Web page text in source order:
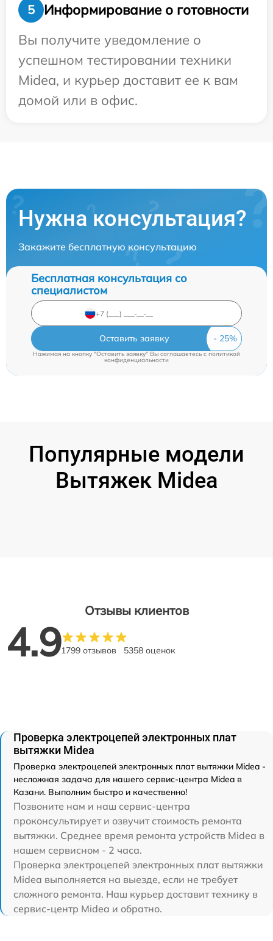
5
Информирование о готовности
Вы получите уведомление о
успешном тестировании техники
Midea, и курьер доставит ее к вам
домой или в офис.
Нужна консультация?
Закажите бесплатную консультацию
Бесплатная консультация со
специалистом
Оставить заявку
Нажимая на кнопку "Оставить заявку" Вы соглашаетесь cполитикой
конфиденциальности
Популярные модели
Вытяжек Midea
Отзывы клиентов
4.91799 отзывов 5358 оценок
Проверка электроцепей электронных плат
вытяжки Midea
Проверка электроцепей электронных плат вытяжки Midea -
несложная задача для нашего сервис-центра Midea в
Казани. Выполним быстро и качественно!
Позвоните нам и наш сервис-центра
проконсультирует и озвучит стоимость ремонта
вытяжки. Среднее время ремонта устройств Midea в
нашем сервисном - 2 часа.
Проверка электроцепей электронных плат вытяжки
Midea выполняется на выезде, если не требует
сложного ремонта. Наш курьер доставит технику в
сервис-центр Midea и обратно.